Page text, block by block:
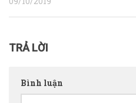
TRẢ LỜI
Bình luận